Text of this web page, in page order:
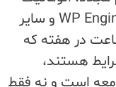
تعهد داوطلبانه خود را با تعهدات WP Engine و سایر
اکوسیستم، یا حدود 45 ساعت در هفته که
هستند،
است و نه فقط